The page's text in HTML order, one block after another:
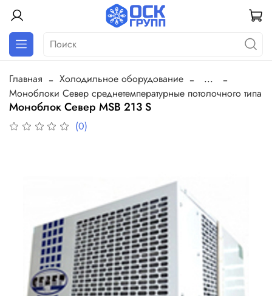
Главная Холодильное оборудование
...
Моноблоки Север среднетемпературные потолочного типа
Моноблок Север MSB 213 S
(0)